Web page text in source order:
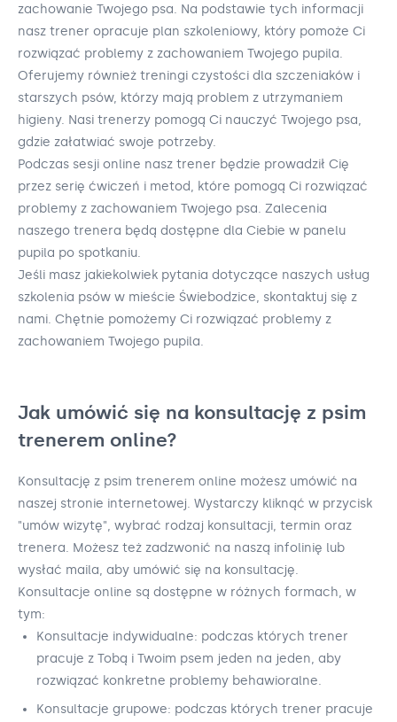
zachowanie Twojego psa. Na podstawie tych informacji
nasz trener opracuje plan szkoleniowy, który pomoże Ci
rozwiązać problemy z zachowaniem Twojego pupila.
Oferujemy również treningi czystości dla szczeniaków i
starszych psów, którzy mają problem z utrzymaniem
higieny. Nasi trenerzy pomogą Ci nauczyć Twojego psa,
gdzie załatwiać swoje potrzeby.
Podczas sesji online nasz trener będzie prowadził Cię
przez serię ćwiczeń i metod, które pomogą Ci rozwiązać
problemy z zachowaniem Twojego psa. Zalecenia
naszego trenera będą dostępne dla Ciebie w panelu
pupila po spotkaniu.
Jeśli masz jakiekolwiek pytania dotyczące naszych usług
szkolenia psów w mieście Świebodzice, skontaktuj się z
nami. Chętnie pomożemy Ci rozwiązać problemy z
zachowaniem Twojego pupila.
Jak umówić się na konsultację z psim
trenerem online?
Konsultację z psim trenerem online możesz umówić na
naszej stronie internetowej. Wystarczy kliknąć w przycisk
"umów wizytę", wybrać rodzaj konsultacji, termin oraz
trenera. Możesz też zadzwonić na naszą infolinię lub
wysłać maila, aby umówić się na konsultację.
Konsultacje online są dostępne w różnych formach, w
tym:
Konsultacje indywidualne: podczas których trener
pracuje z Tobą i Twoim psem jeden na jeden, aby
rozwiązać konkretne problemy behawioralne.
Konsultacje grupowe: podczas których trener pracuje